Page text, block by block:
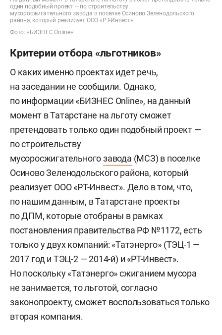
один подобный проект — по строительству
мусоросжигательного завода в поселке Осиново Зеленодольского
района, который реализует ООО «РТ-Инвест»
Фото: «БИЗНЕС Online»
Критерии отбора «льготников»
О каких именно проектах идет речь,
на заседании не сообщили. Однако,
по информации «БИЗНЕС Online», на данный
момент в Татарстане на льготу сможет
претендовать только один подобный проект —
по строительству
мусоросжигательногозавода (МСЗ) в поселке
Осиново Зеленодольского района, который
реализует ООО «РТ-Инвест». Дело в том, что,
по нашим данным, в Татарстане проекты
по ДПМ, которые отобраны в рамках
постановления правительства РФ №1172, есть
только у двух компаний: «Татэнерго» (ТЭЦ-1 —
2017 год и ТЭЦ-2 — 2014-й) и «РТ-Инвест».
Но поскольку «Татэнерго» сжиганием мусора
не занимается, то льготой, согласно
законопроекту, сможет воспользоваться только
вторая компания.